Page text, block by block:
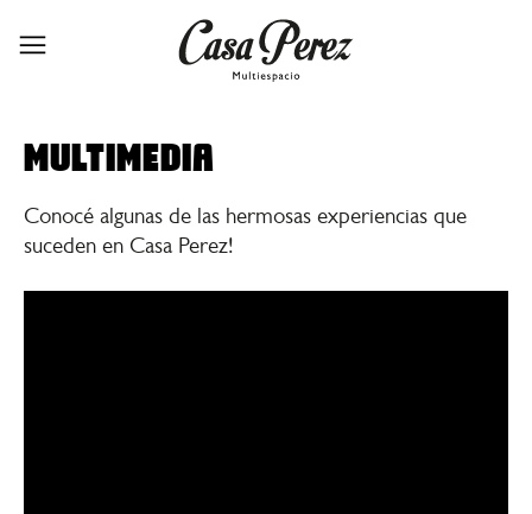
MULTIMEDIA
Conocé algunas de las hermosas experiencias que
suceden en Casa Perez!